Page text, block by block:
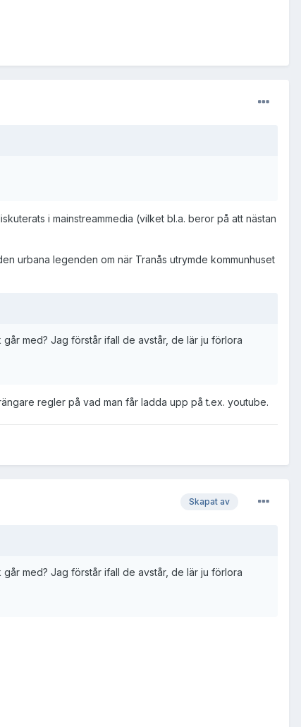
i mainstreammedia (vilket bl.a. beror på att nästan
urbana legenden om när Tranås utrymde kommunhuset
med? Jag förstår ifall de avstår, de lär ju förlora
regler på vad man får ladda upp på t.ex. youtube.
Skapat av
med? Jag förstår ifall de avstår, de lär ju förlora